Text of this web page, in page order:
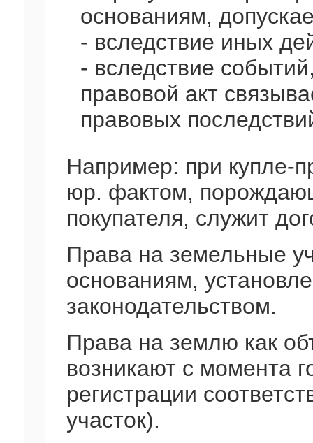
основаниям,
- вследствие иных
- вследствие
правовой акт
правовых
Например: при купле-
юр. фактом,
покупателя, служит
Права на земельные
основаниям,
законодательством.
Права на землю как
возникают с момента
регистрации
участок).